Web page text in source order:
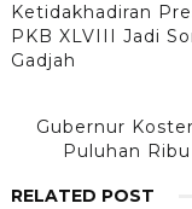
Ketidakhadiran
PKB XLVIII Jadi
Gadjah
Gubernur
Puluhan
RELATED POST